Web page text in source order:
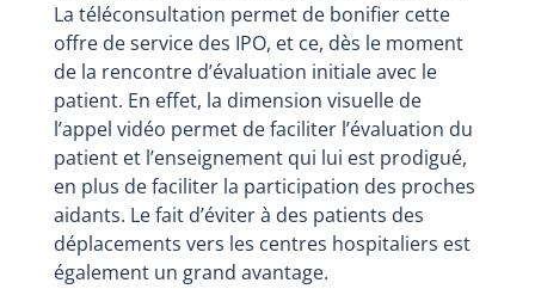
La téléconsultation permet de bonifier cette
offre de service des IPO, et ce, dès le moment
de la rencontre d’évaluation initiale avec le
patient. En effet, la dimension visuelle de
l’appel vidéo permet de faciliter l’évaluation du
patient et l’enseignement qui lui est prodigué,
en plus de faciliter la participation des proches
aidants. Le fait d’éviter à des patients des
déplacements vers les centres hospitaliers est
également un grand avantage.